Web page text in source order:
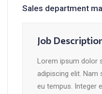
Sales department
Job
Lorem ipsum dolor
adipiscing elit.
eu tempus. Integer